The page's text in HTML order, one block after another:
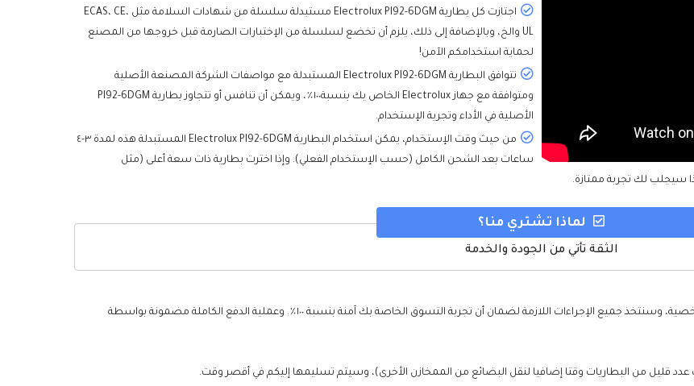
اجتازت كل بطارية Electrolux PI92-6DGM مستبدلة سلسلة من شهادات السلامة مثل ECAS، CE،
UL والخ، وبالإضافة إلى ذلك، يلزم أن تخضع لسلسلة من الإختبارات الصارمة قبل خروجها من المصنع
لحماية استخدامكم الآمن!
تتوافق البطارية Electrolux PI92-6DGM المستبدلة مع مواصفات الشركة المصنعة الأصلية
ومتوافقة مع جهاز Electrolux الخاص بك بنسبة١٠٠٪، ويمكن أن تنافس أو تتجاوز بطارية PI92-6DGM
الأصلية في الأداء وتجرية الإستخدام.
من حيث وقت الإستخدام، يمكن استخدام البطارية Electrolux PI92-6DGM المستبدلة هذه لمدة ٣-٤
ساعات بعد الشحن الكامل (حسب الإستخدام الفعلي). وإذا اخترت بطارية ذات سعة أعلى (مثل
لماذا تشتري منا؟
الثقة تأتي من الجودة والخدمة
يعلق موقع UAEBattery أهمية كبيرة على حماية بيانات الخصوصية الشخصية، وسنتخذ جميع الإجراءات اللازمة لضمان أن تجربة التسوق الخاصة بك آمنة بنسبة ١٠٠٪. وعملية الدفع الكاملة مضمونة بواسطة